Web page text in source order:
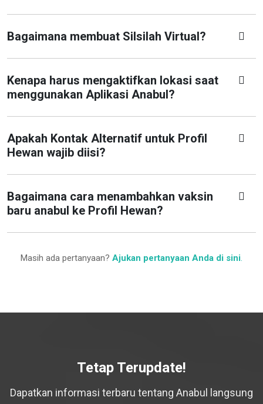
Bagaimana membuat Silsilah Virtual?
Kenapa harus mengaktifkan lokasi saat
menggunakan Aplikasi Anabul?
Apakah Kontak Alternatif untuk Profil
Hewan wajib diisi?
Bagaimana cara menambahkan vaksin
baru anabul ke Profil Hewan?
Masih ada pertanyaan? Ajukan pertanyaan Anda di sini.
Tetap Terupdate!
Dapatkan informasi terbaru tentang Anabul langsung